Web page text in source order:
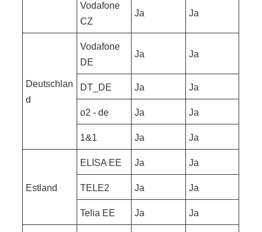
Vodafone
CZ
Ja Ja
Deutschlan
d
Vodafone
DE
Ja Ja
DT_DE Ja Ja
o2 - de Ja Ja
1&1 Ja Ja
Estland
ELISA EE Ja Ja
TELE2 Ja Ja
Telia EE Ja Ja